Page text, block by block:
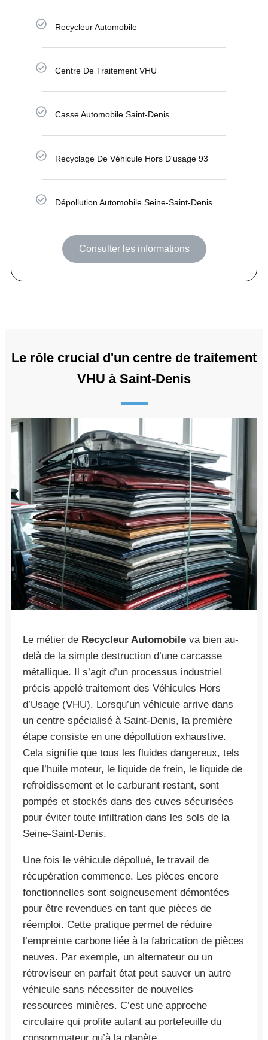
Recycleur Automobile
Centre De Traitement VHU
Casse Automobile Saint-Denis
Recyclage De Véhicule Hors D'usage 93
Dépollution Automobile Seine-Saint-Denis
Consulter les informations
Le rôle crucial d'un centre de traitement
VHU à Saint-Denis
Le métier de Recycleur Automobile va bien au-
delà de la simple destruction d’une carcasse
métallique. Il s’agit d’un processus industriel
précis appelé traitement des Véhicules Hors
d’Usage (VHU). Lorsqu’un véhicule arrive dans
un centre spécialisé à Saint-Denis, la première
étape consiste en une dépollution exhaustive.
Cela signifie que tous les fluides dangereux, tels
que l’huile moteur, le liquide de frein, le liquide de
refroidissement et le carburant restant, sont
pompés et stockés dans des cuves sécurisées
pour éviter toute infiltration dans les sols de la
Seine-Saint-Denis.
Une fois le véhicule dépollué, le travail de
récupération commence. Les pièces encore
fonctionnelles sont soigneusement démontées
pour être revendues en tant que pièces de
réemploi. Cette pratique permet de réduire
l’empreinte carbone liée à la fabrication de pièces
neuves. Par exemple, un alternateur ou un
rétroviseur en parfait état peut sauver un autre
véhicule sans nécessiter de nouvelles
ressources minières. C’est une approche
circulaire qui profite autant au portefeuille du